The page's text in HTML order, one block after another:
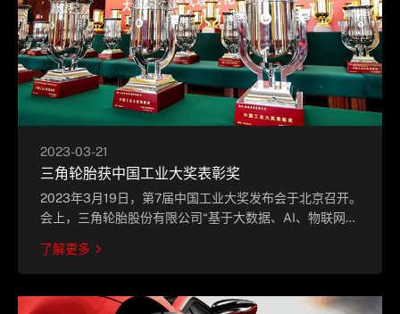
2023-03-21
三角轮胎获中国工业大奖表彰奖
2023年3月19日，第7届中国工业大奖发布会于北京召开。
会上，三角轮胎股份有限公司“基于大数据、AI、物联网等
奖。
了解更多